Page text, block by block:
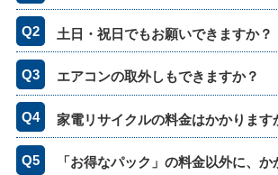
土日・祝日でもお願いできますか？
エアコンの取外しもできますか？
家電リサイクルの料金はかかります
「お得なパック」の料金以外に、